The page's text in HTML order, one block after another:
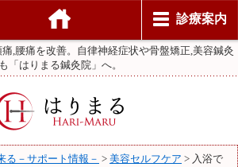
診療案内
,腰痛を改善。自律神経症状や骨盤矯正,美容鍼灸
も「はりまる鍼灸院」へ。
る－サポート情報－ > 美容セルフケア > 入浴で